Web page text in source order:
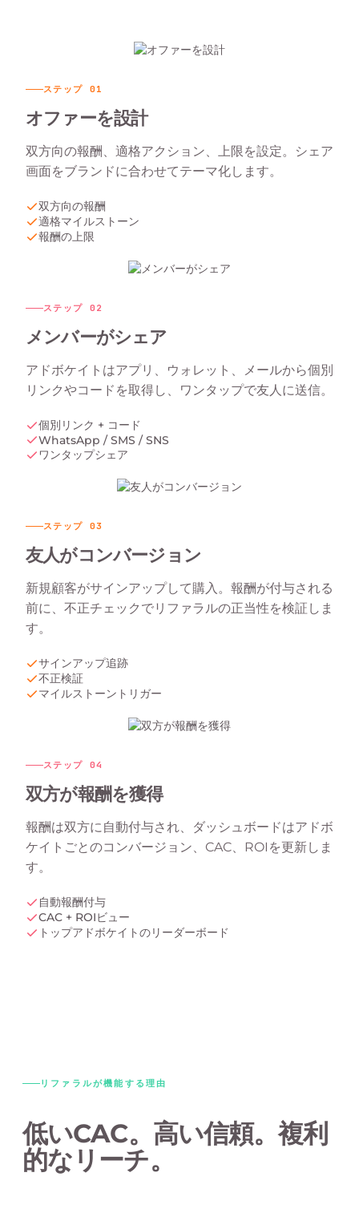
ステップ 01
オファーを設計
双方向の報酬、適格アクション、上限を設定。シェア
画面をブランドに合わせてテーマ化します。
双方向の報酬
適格マイルストーン
報酬の上限
ステップ 02
メンバーがシェア
アドボケイトはアプリ、ウォレット、メールから個別
リンクやコードを取得し、ワンタップで友人に送信。
個別リンク + コード
WhatsApp / SMS / SNS
ワンタップシェア
ステップ 03
友人がコンバージョン
新規顧客がサインアップして購入。報酬が付与される
前に、不正チェックでリファラルの正当性を検証しま
す。
サインアップ追跡
不正検証
マイルストーントリガー
ステップ 04
双方が報酬を獲得
報酬は双方に自動付与され、ダッシュボードはアドボ
ケイトごとのコンバージョン、CAC、ROIを更新しま
す。
自動報酬付与
CAC + ROIビュー
トップアドボケイトのリーダーボード
リファラルが機能する理由
低いCAC。高い信頼。複利
的なリーチ。